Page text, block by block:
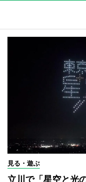
見る・遊ぶ
立川で「星空と光